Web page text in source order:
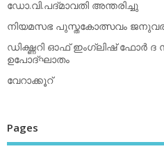
ഡോ.വി.പദ്മാവതി അന്തരിച്ചു
നിയമസഭ പുസ്തകോത്സവം
ഡിക്ഷ്ണറി ഓഫ് ഇംഗ്ലിഷ് ഫോര്‍
ഉപോദ്ഘാതം
വേറാക്കൂറ്
Pages